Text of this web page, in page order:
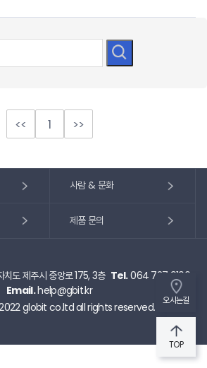
<< 1 >>
사람 & 문화
제품 문의
치도 제주시 중앙로 175, 3층 Tel.064 727 9106
Email.help@gbit.kr
globit co.ltd all rights reserved.
오시는길
TOP